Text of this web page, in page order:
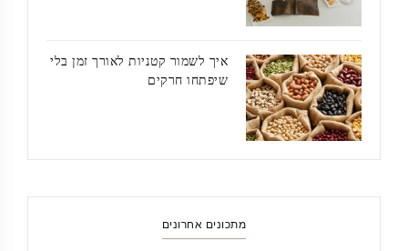
איך לשמור קטניות לאורך זמן בלי
שיפתחו חרקים
מתכונים אחרונים